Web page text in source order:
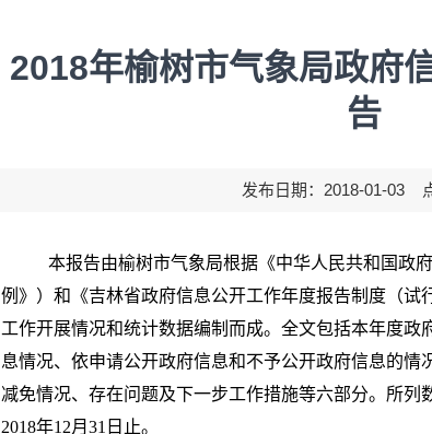
2018年榆树市气象局政府
告
发布日期：2018-01-03
本报告由榆树市气象局根据《中华人民共和国政
例》）和《吉林省政府信息公开工作年度报告制度（试
工作开展情况和统计数据编制而成。全文包括本年度政
息情况、依申请公开政府信息和不予公开政府信息的情
减免情况、存在问题及下一步工作措施等六部分。所列
2018年12月 31 日止。